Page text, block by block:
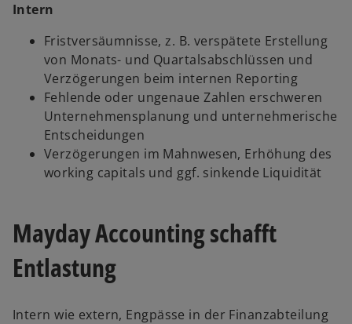
Intern
Fristversäumnisse, z. B. verspätete Erstellung
von Monats- und Quartalsabschlüssen und
Verzögerungen beim internen Reporting
Fehlende oder ungenaue Zahlen erschweren
Unternehmensplanung und unternehmerische
Entscheidungen
Verzögerungen im Mahnwesen, Erhöhung des
working capitals und ggf. sinkende Liquidität
Mayday Accounting schafft
Entlastung
Intern wie extern, Engpässe in der Finanzabteilung